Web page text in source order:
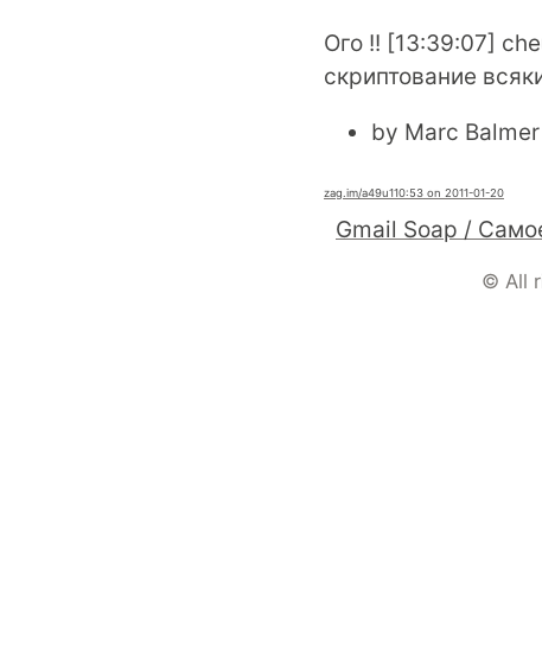
Ого !! [13:39:07]
скриптование
by Marc
zag.im/a49u110:53 on 2011-01-20
© All